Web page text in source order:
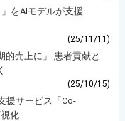
をAIモデルが支援
(25/11/11)
売上に」 患者貢献と
(25/10/15)
援サービス「Co-
化